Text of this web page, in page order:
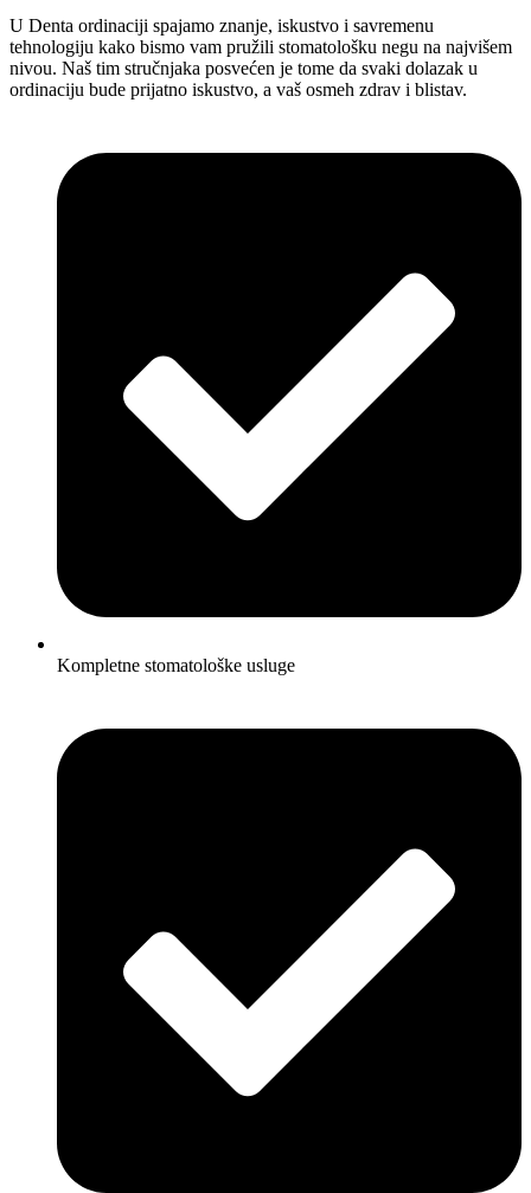
U Denta ordinaciji spajamo znanje, iskustvo i savremenu
tehnologiju kako bismo vam pružili stomatološku negu na najvišem
nivou. Naš tim stručnjaka posvećen je tome da svaki dolazak u
ordinaciju bude prijatno iskustvo, a vaš osmeh zdrav i blistav.
Kompletne stomatološke usluge